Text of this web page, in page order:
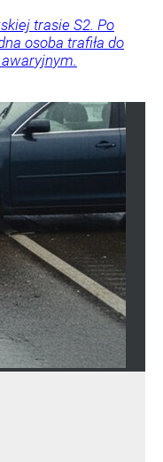
trasie S2. Po
osoba trafiła do